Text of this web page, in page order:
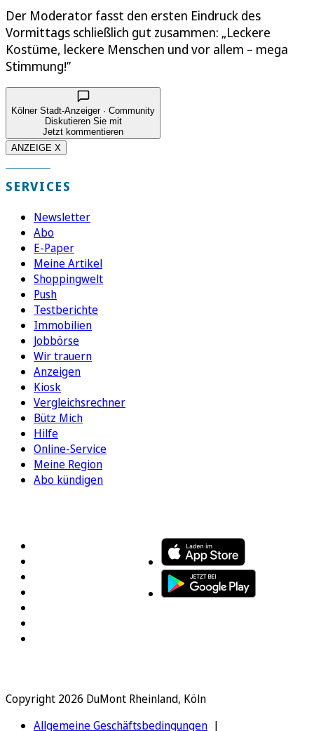
Der Moderator fasst den ersten Eindruck des
Vormittags schließlich gut zusammen: „Leckere
Kostüme, leckere Menschen und vor allem – mega
Stimmung!”
Kölner Stadt-Anzeiger · Community
Diskutieren Sie mit
Jetzt kommentieren
ANZEIGE X
SERVICES
Newsletter
Abo
E-Paper
Meine Artikel
Shoppingwelt
Push
Testberichte
Immobilien
Jobbörse
Wir trauern
Anzeigen
Kiosk
Vergleichsrechner
Bütz Mich
Hilfe
Online-Service
Meine Region
Abo kündigen
Copyright 2026 DuMont Rheinland, Köln
Allgemeine Geschäftsbedingungen